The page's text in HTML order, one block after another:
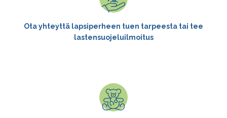
Ota yhteyttä lapsiperheen tuen tarpeesta tai tee
lastensuojeluilmoitus